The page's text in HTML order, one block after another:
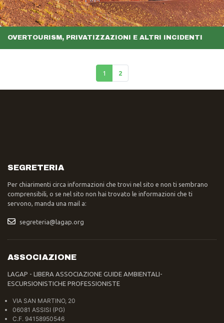
OVERTOURISM, PRIVATIZZAZIONI E ALTRI INCIDENTI
1 (corrente)
2
SEGRETERIA
Per chiarimenti circa informazioni che trovi nel sito e non ti sembrano
comprensibili, o se nel sito non hai trovato le informazioni che ti
servono, manda una mail a:
segreteria@lagap.org
ASSOCIAZIONE
LAGAP - LIBERA ASSOCIAZIONE GUIDE AMBIENTALI-
ESCURSIONISTICHE PROFESSIONISTE
VIA SAN MARTINO, 20
06081 ASSISI (PG)
C.F. 94158950546